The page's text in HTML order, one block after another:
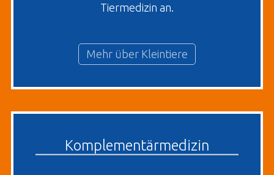
Tiermedizin an.
Mehr über Kleintiere
Komplementärmedizin